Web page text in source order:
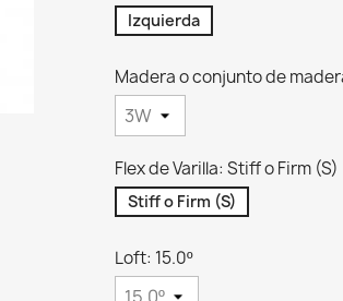
Izquierda
Madera o conjunto de
Flex de Varilla: Stiff o Firm (S)
Stiff o Firm (S)
Loft: 15.0º